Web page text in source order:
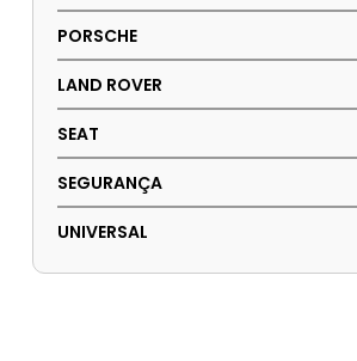
PORSCHE
LAND ROVER
SEAT
SEGURANÇA
UNIVERSAL